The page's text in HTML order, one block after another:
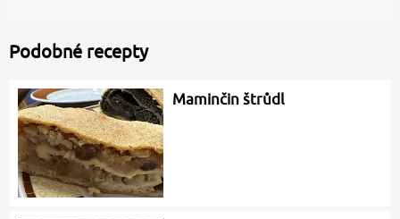
Podobné recepty
Maminčin štrůdl